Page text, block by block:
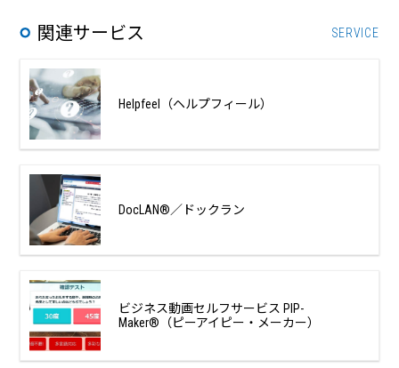
関連サービス SERVICE
Helpfeel（ヘルプフィール）
DocLAN®︎／ドックラン
ビジネス動画セルフサービス PIP-
Maker®（ピーアイピー・メーカー）